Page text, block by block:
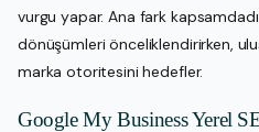
vurgu yapar. Ana fark
dönüşümleri önceliklendirirken,
marka otoritesini hedefler.
Google My Business Yerel